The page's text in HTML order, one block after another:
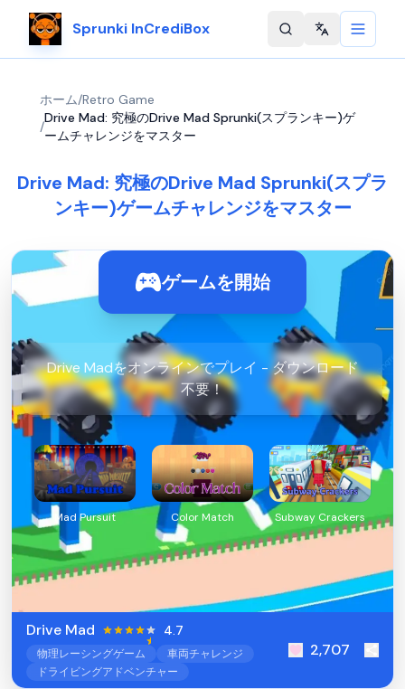
Sprunki InCrediBox Change
ホーム/Retro Game
/
Drive Mad: 究極のDrive Mad Sprunki(スプランキー)ゲ
ームチャレンジをマスター
Drive Mad: 究極のDrive Mad Sprunki(スプラ
ンキー)ゲームチャレンジをマスター
ゲームを開始
Drive Madをオンラインでプレイ - ダウンロード
不要！
Mad Pursuit Color Match Subway Crackers
Drive Mad 4.7
物理レーシングゲーム
車両チャレンジ
ドライビングアドベンチャー
2,707